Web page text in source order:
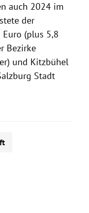
auch 2024 im
der
(plus 5,8
Bezirke
und Kitzbühel
Stadt